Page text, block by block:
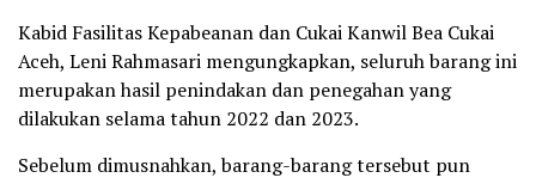
Kabid Fasilitas Kepabeanan dan Cukai Kanwil Bea Cukai
Aceh, Leni Rahmasari mengungkapkan, seluruh barang ini
merupakan hasil penindakan dan penegahan yang
dilakukan selama tahun 2022 dan 2023.
Sebelum dimusnahkan, barang-barang tersebut pun